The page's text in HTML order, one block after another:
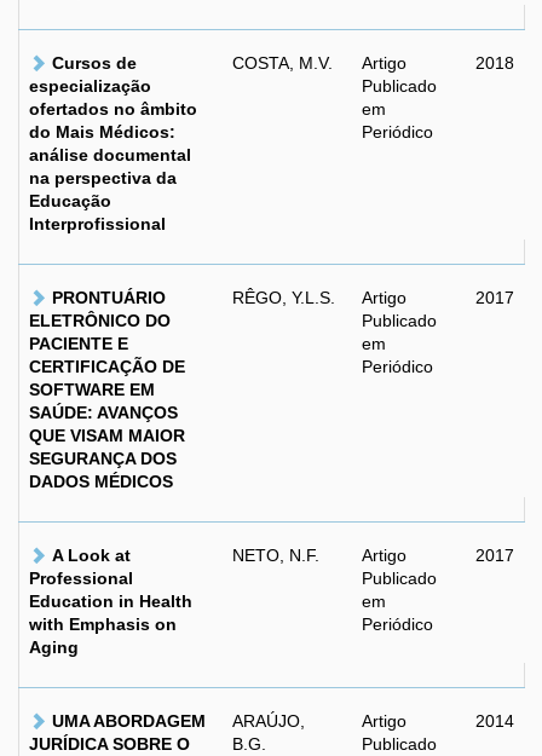
Cursos de
especialização
ofertados no âmbito
do Mais Médicos:
análise documental
na perspectiva da
Educação
Interprofissional
COSTA, M.V.
Artigo
Publicado
em
Periódico
2018
PRONTUÁRIO
ELETRÔNICO DO
PACIENTE E
CERTIFICAÇÃO DE
SOFTWARE EM
SAÚDE: AVANÇOS
QUE VISAM MAIOR
SEGURANÇA DOS
DADOS MÉDICOS
RÊGO, Y.L.S.
Artigo
Publicado
em
Periódico
2017
A Look at
Professional
Education in Health
with Emphasis on
Aging
NETO, N.F.
Artigo
Publicado
em
Periódico
2017
UMA ABORDAGEM
JURÍDICA SOBRE O
ARAÚJO,
B.G.
Artigo
Publicado
2014